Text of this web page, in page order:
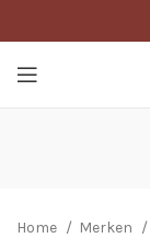
Home Merken